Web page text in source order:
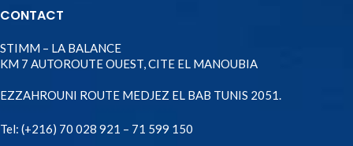
CONTACT
STIMM – LA BALANCE
KM 7 AUTOROUTE OUEST, CITE EL MANOUBIA
EZZAHROUNI ROUTE MEDJEZ EL BAB TUNIS 2051.
Tel: (+216) 70 028 921 – 71 599 150